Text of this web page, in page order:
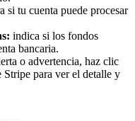
si tu cuenta puede procesar
indica si los fondos
bancaria.
o advertencia, haz clic
Stripe para ver el detalle y